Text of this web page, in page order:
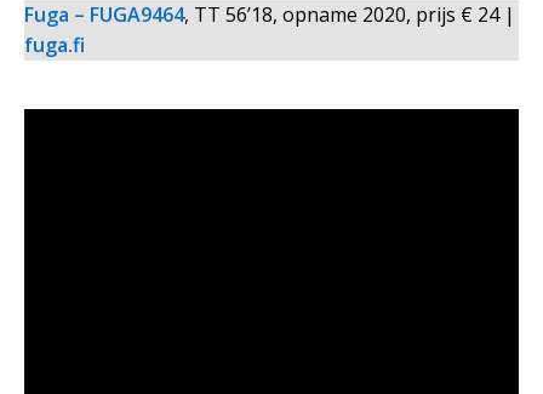
Fuga – FUGA9464, TT 56’18, opname 2020, prijs € 24 |
fuga.fi